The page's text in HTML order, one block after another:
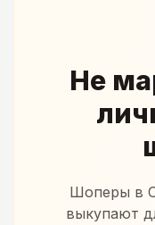
Не
Шоперы в
выкупают